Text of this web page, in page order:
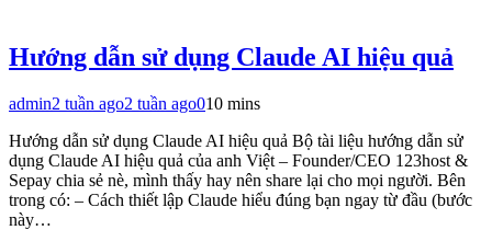
Hướng dẫn sử dụng Claude AI hiệu quả
admin2 tuần ago2 tuần ago010 mins
Hướng dẫn sử dụng Claude AI hiệu quả Bộ tài liệu hướng dẫn sử
dụng Claude AI hiệu quả của anh Việt – Founder/CEO 123host &
Sepay chia sẻ nè, mình thấy hay nên share lại cho mọi người. Bên
trong có: – Cách thiết lập Claude hiểu đúng bạn ngay từ đầu (bước
này…